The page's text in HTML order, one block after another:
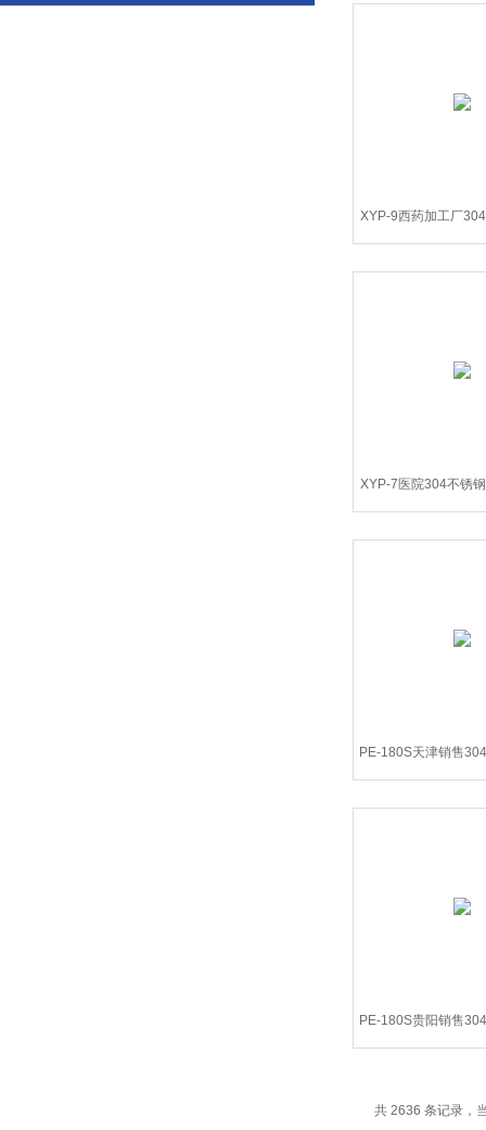
XYP-9西药加工厂
冲果导片压
XYP-7医院304不锈
素片压片
PE-180S天津销售
马鞭草破
PE-180S贵阳销售
腥草药用破
共 2636 条记录，